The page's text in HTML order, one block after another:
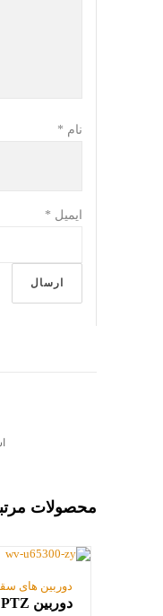
نام *
ایمیل *
محصولات
دوربین های